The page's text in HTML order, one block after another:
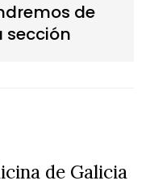
de
sección
de Galicia